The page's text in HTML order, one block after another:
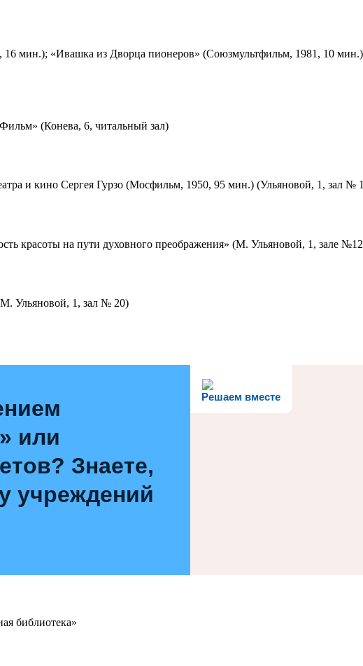
мин.); «Ивашка из Дворца пионеров» (Союзмультфильм, 1981, 10
(Конева, 6, читальный зал)
и кино Сергея Гурзо (Мосфильм, 1950, 95 мин.) (Ульяновой, 1, зал №
красоты на пути духовного преображения» (М. Ульяновой, 1, зале
Ульяновой, 1, зал № 20)
Решаем вместе
или
Знаете,
учреждений
библиотека»